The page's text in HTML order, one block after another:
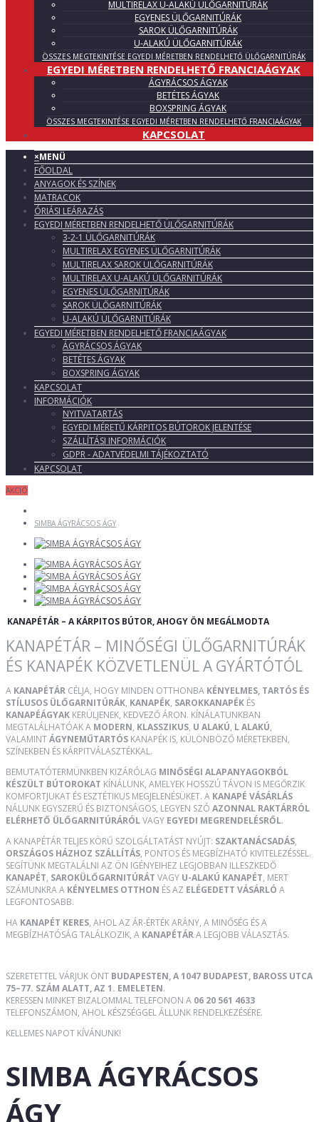
MULTIRELAX U-ALAKÚ ÜLŐGARNITÚRÁK
EGYENES ÜLŐGARNITÚRÁK
SAROK ÜLŐGARNITÚRÁK
U-ALAKÚ ÜLŐGARNITÚRÁK
ÖSSZES MEGTEKINTÉSE EGYEDI MÉRETBEN RENDELHETŐ ÜLŐGARNITÚRÁK
EGYEDI MÉRETBEN RENDELHETŐ FRANCIAÁGYAK
ÁGYRÁCSOS ÁGYAK
BETÉTES ÁGYAK
BOXSPRING ÁGYAK
ÖSSZES MEGTEKINTÉSE EGYEDI MÉRETBEN RENDELHETŐ FRANCIAÁGYAK
KAPCSOLAT
×MENÜ
FŐOLDAL
ANYAGOK ÉS SZÍNEK
MATRACOK
ÓRIÁSI LEÁRAZÁS
EGYEDI MÉRETBEN RENDELHETŐ ÜLŐGARNITÚRÁK
3-2-1 ÜLŐGARNITÚRÁK
MULTIRELAX EGYENES ÜLŐGARNITÚRÁK
MULTIRELAX SAROK ÜLŐGARNITÚRÁK
MULTIRELAX U-ALAKÚ ÜLŐGARNITÚRÁK
EGYENES ÜLŐGARNITÚRÁK
SAROK ÜLŐGARNITÚRÁK
U-ALAKÚ ÜLŐGARNITÚRÁK
EGYEDI MÉRETBEN RENDELHETŐ FRANCIAÁGYAK
ÁGYRÁCSOS ÁGYAK
BETÉTES ÁGYAK
BOXSPRING ÁGYAK
KAPCSOLAT
INFORMÁCIÓK
NYITVATARTÁS
EGYEDI MÉRETŰ KÁRPITOS BÚTOROK JELENTÉSE
SZÁLLÍTÁSI INFORMÁCIÓK
GDPR - ADATVÉDELMI TÁJÉKOZTATÓ
KAPCSOLAT
AKCIÓ
SIMBA ÁGYRÁCSOS ÁGY
KANAPÉTÁR – A KÁRPITOS BÚTOR, AHOGY ÖN MEGÁLMODTA
KANAPÉTÁR – MINŐSÉGI ÜLŐGARNITÚRÁK
ÉS KANAPÉK KÖZVETLENÜL A GYÁRTÓTÓL
A KANAPÉTÁR CÉLJA, HOGY MINDEN OTTHONBA KÉNYELMES, TARTÓS ÉS
STÍLUSOS ÜLŐGARNITÚRÁK, KANAPÉK, SAROKKANAPÉK ÉS
KANAPÉÁGYAK KERÜLJENEK, KEDVEZŐ ÁRON. KÍNÁLATUNKBAN
MEGTALÁLHATÓAK A MODERN, KLASSZIKUS, U ALAKÚ, L ALAKÚ,
VALAMINTÁGYNEMŰTARTÓS KANAPÉK IS, KÜLÖNBÖZŐ MÉRETEKBEN,
SZÍNEKBEN ÉS KÁRPITVÁLASZTÉKKAL.
BEMUTATÓTERMÜNKBEN KIZÁRÓLAG MINŐSÉGI ALAPANYAGOKBÓL
KÉSZÜLT BÚTOROKAT KÍNÁLUNK, AMELYEK HOSSZÚ TÁVON IS MEGŐRZIK
KOMFORTJUKAT ÉS ESZTÉTIKUS MEGJELENÉSÜKET. A KANAPÉ VÁSÁRLÁS
NÁLUNK EGYSZERŰ ÉS BIZTONSÁGOS, LEGYEN SZÓ AZONNAL RAKTÁRRÓL
ELÉRHETŐ ÜLŐGARNITÚRÁRÓLVAGY EGYEDI MEGRENDELÉSRŐL.
A KANAPÉTÁR TELJES KÖRŰ SZOLGÁLTATÁST NYÚJT: SZAKTANÁCSADÁS,
ORSZÁGOS HÁZHOZ SZÁLLÍTÁS, PONTOS ÉS MEGBÍZHATÓ KIVITELEZÉSSEL.
SEGÍTÜNK MEGTALÁLNI AZ ÖN IGÉNYEIHEZ LEGJOBBAN ILLESZKEDŐ
KANAPÉT, SAROKÜLŐGARNITÚRÁT VAGY U-ALAKÚ KANAPÉT, MERT
SZÁMUNKRA A KÉNYELMES OTTHON ÉS AZ ELÉGEDETT VÁSÁRLÓ A
LEGFONTOSABB.
HA KANAPÉT KERES, AHOL AZ ÁR-ÉRTÉK ARÁNY, A MINŐSÉG ÉS A
MEGBÍZHATÓSÁG TALÁLKOZIK, A KANAPÉTÁRA LEGJOBB VÁLASZTÁS.
SZERETETTEL VÁRJUK ÖNT BUDAPESTEN, A 1047 BUDAPEST, BAROSS UTCA
75–77. SZÁM ALATT, AZ 1. EMELETEN.
KERESSEN MINKET BIZALOMMAL TELEFONON A 06 20 561 4633
TELEFONSZÁMON, AHOL KÉSZSÉGGEL ÁLLUNK RENDELKEZÉSÉRE.
KELLEMES NAPOT KÍVÁNUNK!
SIMBA ÁGYRÁCSOS
ÁGY